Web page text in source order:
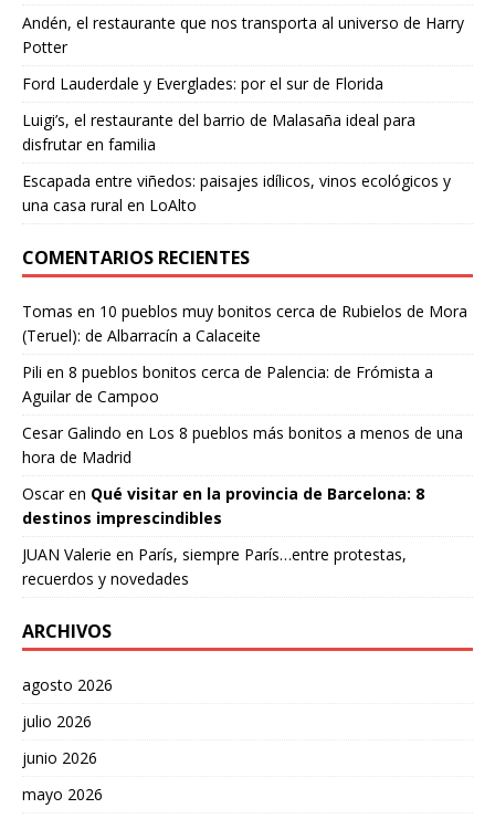
Andén, el restaurante que nos transporta al universo de Harry
Potter
Ford Lauderdale y Everglades: por el sur de Florida
Luigi’s, el restaurante del barrio de Malasaña ideal para
disfrutar en familia
Escapada entre viñedos: paisajes idílicos, vinos ecológicos y
una casa rural en LoAlto
COMENTARIOS RECIENTES
Tomas en 10 pueblos muy bonitos cerca de Rubielos de Mora
(Teruel): de Albarracín a Calaceite
Pili en 8 pueblos bonitos cerca de Palencia: de Frómista a
Aguilar de Campoo
Cesar Galindo en Los 8 pueblos más bonitos a menos de una
hora de Madrid
Oscaren Qué visitar en la provincia de Barcelona: 8
destinos imprescindibles
JUAN Valerie en París, siempre París…entre protestas,
recuerdos y novedades
ARCHIVOS
agosto 2026
julio 2026
junio 2026
mayo 2026